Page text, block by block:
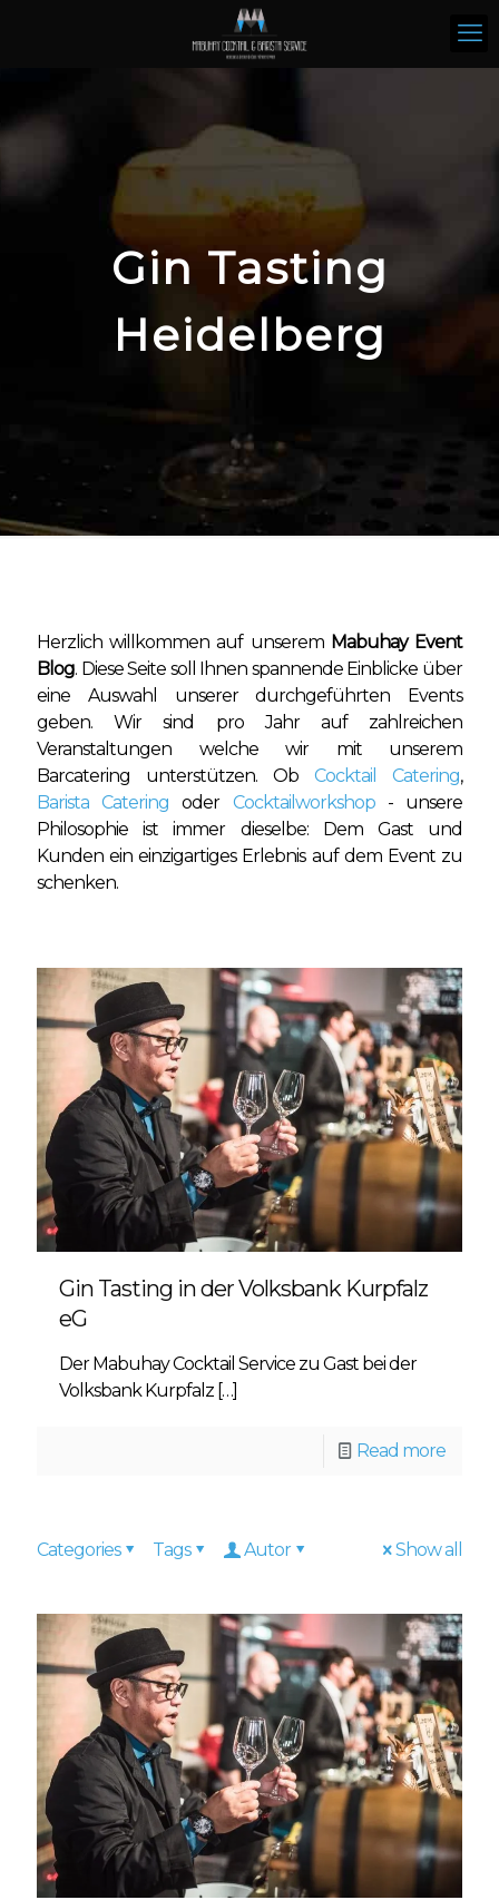
Gin Tasting
Heidelberg
Herzlich willkommen auf unserem Mabuhay Event
Blog. Diese Seite soll Ihnen spannende Einblicke über
eine Auswahl unserer durchgeführten Events
geben. Wir sind pro Jahr auf zahlreichen
Veranstaltungen welche wir mit unserem
Barcatering unterstützen. Ob Cocktail Catering,
Barista Catering oder Cocktailworkshop- unsere
Philosophie ist immer dieselbe: Dem Gast und
Kunden ein einzigartiges Erlebnis auf dem Event zu
schenken.
Gin Tasting in der Volksbank Kurpfalz
eG
Der Mabuhay Cocktail Service zu Gast bei der
Volksbank Kurpfalz […]
Read more
Categories Tags Autor Show all